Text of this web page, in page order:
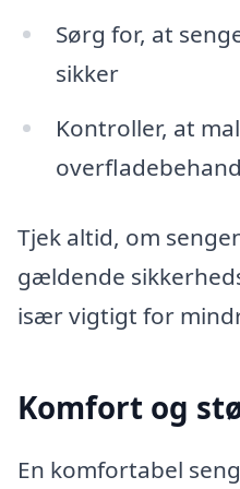
Sørg for, at
sikker
Kontroller, at
Tjek altid, om
gældende
især vigtigt for
Komfort og
En komfortabel